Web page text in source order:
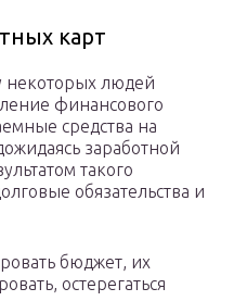
карт
некоторых людей
финансового
средства на
заработной
такого
обязательства и
бюджет, их
остерегаться